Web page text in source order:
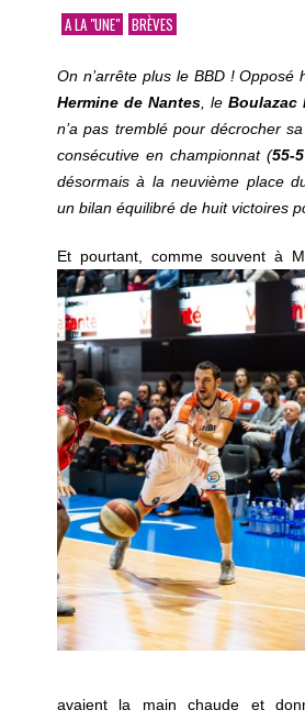
A LA "UNE" BRÈVES
On n’arrête plus le BBD ! Opposé
Hermine de Nantes, le Boulazac
n’a pas tremblé pour décrocher
consécutive en championnat (55-
désormais à la neuvième place
un bilan équilibré de huit victoires
Et pourtant, comme souvent à
avaient la main chaude et